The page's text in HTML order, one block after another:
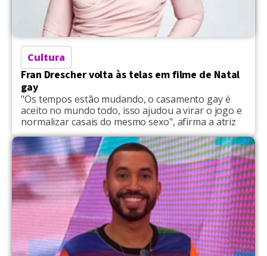
Cultura
Fran Drescher volta às telas em filme de Natal
gay
"Os tempos estão mudando, o casamento gay é
aceito no mundo todo, isso ajudou a virar o jogo e
normalizar casais do mesmo sexo", afirma a atriz